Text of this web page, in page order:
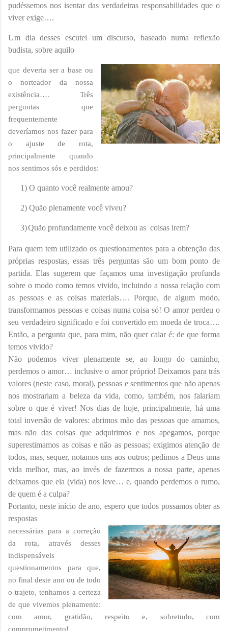
pudéssemos nos isentar das verdadeiras responsabilidades que o
viver exige….
Um dia desses escutei um discurso, baseado numa reflexão
budista, sobre aquilo
que deveria ser a base ou
o norteador da nossa
existência…. Três
perguntas que
frequentemente
deveríamos nos fazer para
o ajuste de rota,
principalmente quando
nos sentimos sós e perdidos:
1) O quanto você realmente amou?
2) Quão plenamente você viveu?
3)Quão profundamente você deixou as coisas irem?
Para quem tem utilizado os questionamentos para a obtenção das
próprias respostas, essas três perguntas são um bom ponto de
partida. Elas sugerem que façamos uma investigação profunda
sobre o modo como temos vivido, incluindo a nossa relação com
as pessoas e as coisas materiais…. Porque, de algum modo,
transformamos pessoas e coisas numa coisa só! O amor perdeu o
seu verdadeiro significado e foi convertido em moeda de troca….
Então, a pergunta que, para mim, não quer calar é: de que forma
temos vivido?
Não podemos viver plenamente se, ao longo do caminho,
perdemos o amor… inclusive o amor próprio! Deixamos para trás
valores (neste caso, moral), pessoas e sentimentos que não apenas
nos mostrariam a beleza da vida, como, também, nos falariam
sobre o que é viver! Nos dias de hoje, principalmente, há uma
total inversão de valores: abrimos mão das pessoas que amamos,
mas não das coisas que adquirimos e nos apegamos, porque
superestimamos as coisas e não as pessoas; exigimos atenção de
todos, mas, sequer, notamos uns aos outros; pedimos a Deus uma
vida melhor, mas, ao invés de fazermos a nossa parte, apenas
deixamos que ela (vida) nos leve… e, quando perdemos o rumo,
de quem é a culpa?
Portanto, neste início de ano, espero que todos possamos obter as
respostas
necessárias para a correção
da rota, através desses
indispensáveis
questionamentos para que,
no final deste ano ou de todo
o trajeto, tenhamos a certeza
de que vivemos plenamente:
com amor, gratidão, respeito e, sobretudo, com
comprometimento!